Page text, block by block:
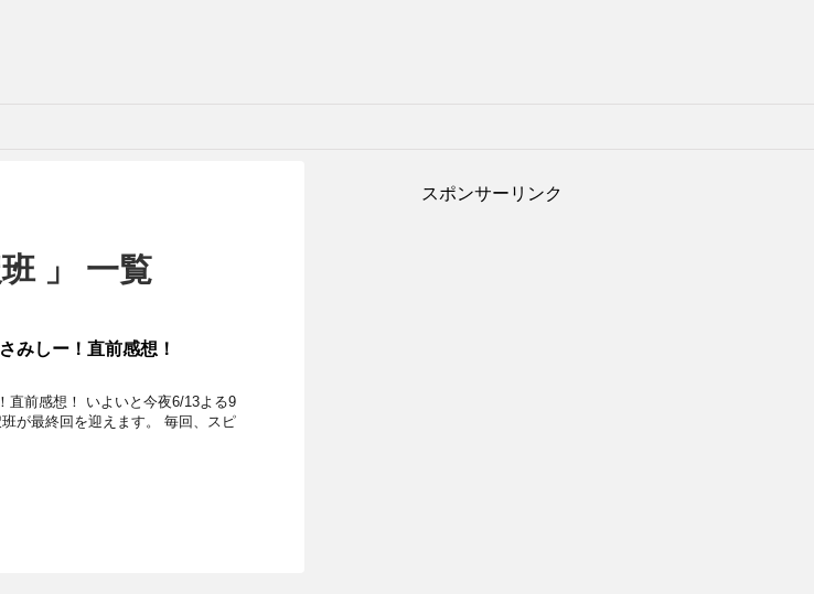
」 一覧
みしー！直前感想！
直前感想！ いよいと今夜6/13よる9
が最終回を迎えます。 毎回、スピ
スポンサーリンク